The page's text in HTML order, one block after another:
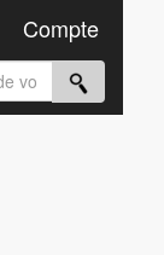
Compte